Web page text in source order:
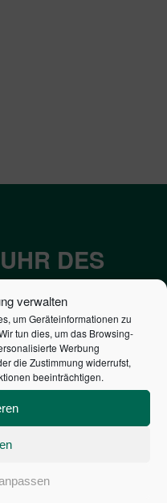
verwalten
um Geräteinformationen zu
tun dies, um das Browsing-
Werbung
die Zustimmung widerrufst,
beeinträchtigen.
DES
DER
€
€